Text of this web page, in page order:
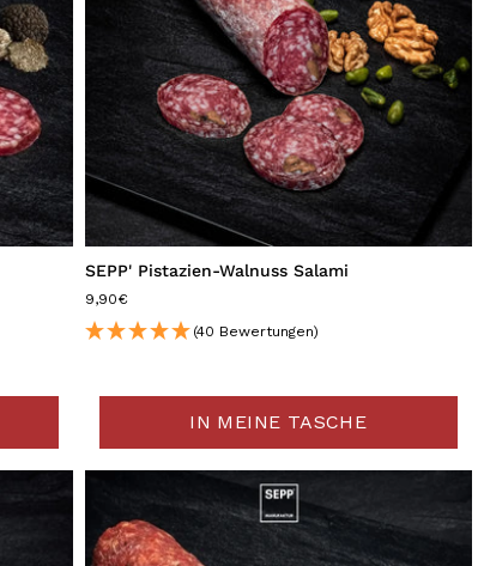
SEPP' Pistazien-Walnuss Salami
9,90€
(40 Bewertungen)
IN MEINE TASCHE